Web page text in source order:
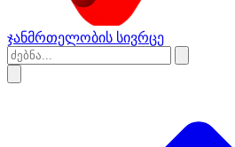
ჯანმრთელობის სივრცე